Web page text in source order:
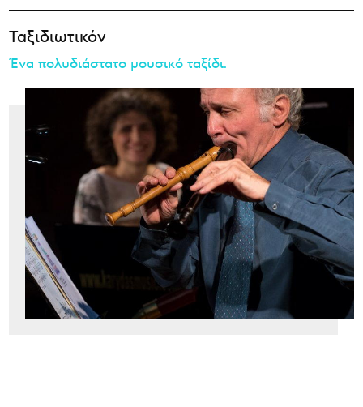
Ταξιδιωτικόν
Ένα πολυδιάστατο μουσικό ταξίδι.